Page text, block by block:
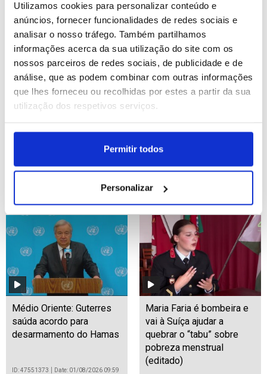
Utilizamos cookies para personalizar conteúdo e
anúncios, fornecer funcionalidades de redes sociais e
analisar o nosso tráfego. Também partilhamos
informações acerca da sua utilização do site com os
nossos parceiros de redes sociais, de publicidade e de
análise, que as podem combinar com outras informações
que lhes forneceu ou recolhidas por estes a partir da sua
utilização dos respetivos serviços.
Permitir todos
Personalizar
ID: 47551594 Date: 01/08/2026 11:09 ID: 47551523 Date: 01/08/2026 10:54
israelita em Nuseirat faz
marítima resgata 120
pessoas cercadas por
Atenas
ID: 47551400
Médio Oriente: Guterres
saúda acordo para
desarmamento do Hamas
ID: 47551373 Date: 01/08/2026 09:59
Maria Faria é bombeira e
vai à Suíça ajudar a
quebrar o “tabu” sobre
pobreza menstrual
(editado)